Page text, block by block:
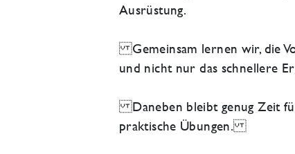
Ausrüstung.
Gemeinsam lernen wir, die
und nicht nur das schnellere
Daneben bleibt genug Zeit
praktische Übungen.